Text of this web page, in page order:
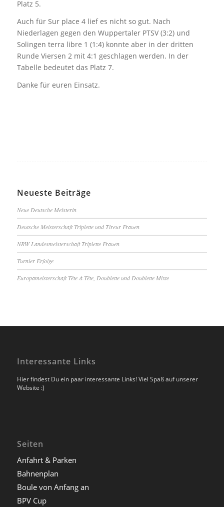
Platz 5.
Auch für Sur place 4 lief es nicht so gut. Nach
Niederlagen gegen den Wuppertaler PTSV (3:2) und
Solingen terra libre 1 (1:4) konnte aber in der dritten
Runde Viersen 2 mit 4:1 geschlagen werden. In der
Tabelle bedeutet das Platz 7.
Danke für euren Einsatz.
Neueste Beiträge
Neue Deutsche Meisterin
Deutsche Meisterschaft Triplette und Tireur Frauen
NRW Landesmeisterschaft Triplette Frauen
Turnier-Erfolge
Europameisterschaft Tête-à-Tête, Doublette und Doublette Mixte
Interessante Links
Hier findest Du ein paar interessante Links! Viel Spaß auf unserer
Website :)
Seiten
Anfahrt & Parken
Bahnenplan
Boule von Anfang an
BPV Cup